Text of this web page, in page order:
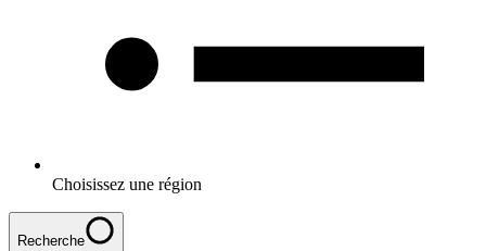
Choisissez une région
Recherche